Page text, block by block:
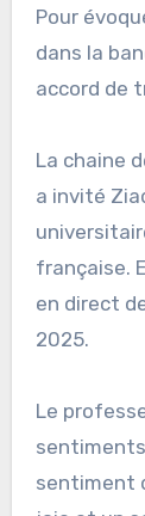
Pour évoquer la réaction de la population civile
dans la
accord de
La chaine
a invité
française.
en direct
2025.
Le
sentiment